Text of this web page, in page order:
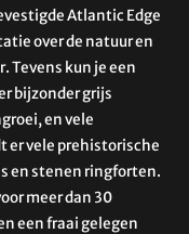
Atlantic Edge
over de natuur en
Tevens kun je een
bijzonder grijs
en vele
er vele prehistorische
en stenen ringforten.
meer dan 30
een fraai gelegen